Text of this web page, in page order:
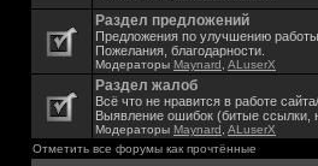
Раздел предложений
Предложения по улучшению
Пожелания, благодарности.
Модераторы Maynard ALuserX
Раздел жалоб
Всё что не нравится в работе
Выявление ошибок (битые ссылки,
Модераторы Maynard ALuserX
Отметить все форумы как прочтённые